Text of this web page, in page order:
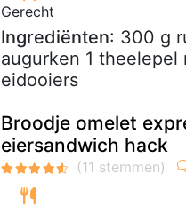
Gerecht
Ingrediënten: 300 g
augurken 1
eidooiers
Broodje omelet
eiersandwich hack